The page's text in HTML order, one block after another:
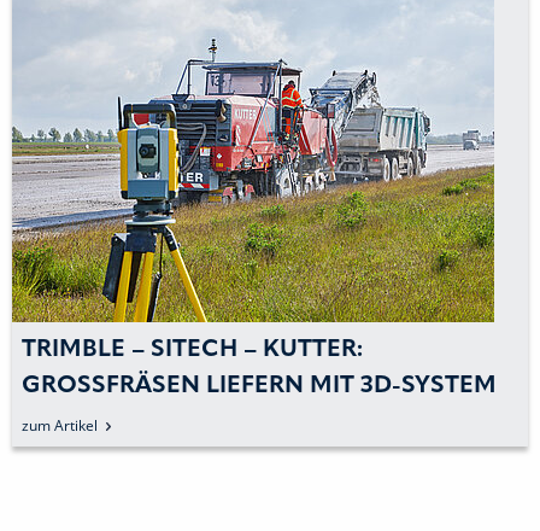
TRIMBLE – SITECH – KUTTER:
GROSSFRÄSEN LIEFERN MIT 3D-SYSTEM »
TOPQUALITÄT«
zum Artikel